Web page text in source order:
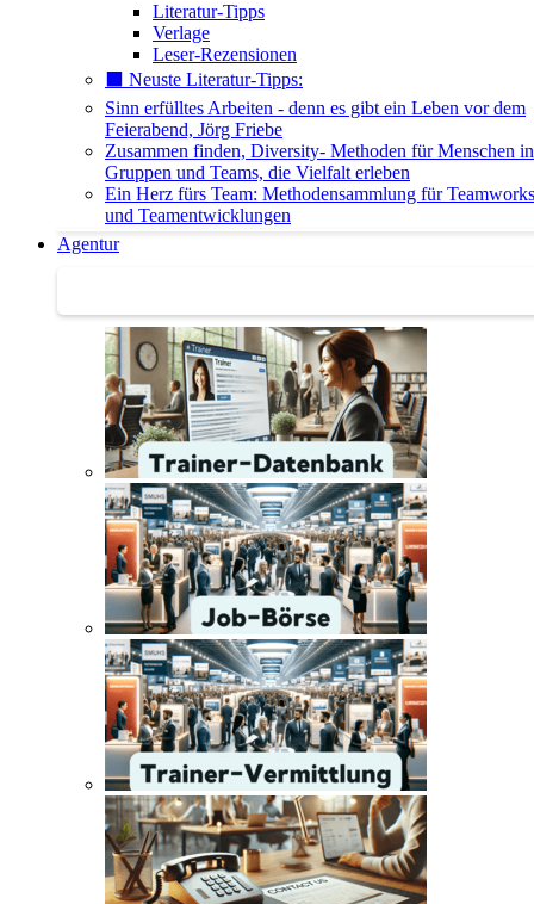
Literatur-Tipps
Verlage
Leser-Rezensionen
⬛️ Neuste Literatur-Tipps:
Sinn erfülltes Arbeiten - denn es gibt ein Leben vor dem
Feierabend, Jörg Friebe
Zusammen finden, Diversity- Methoden für Menschen in
Gruppen und Teams, die Vielfalt erleben
Ein Herz fürs Team: Methodensammlung für
und Teamentwicklungen
Agentur